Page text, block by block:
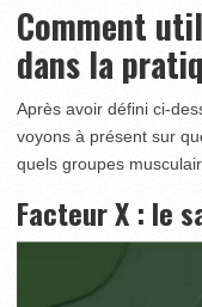
Comment
dans la
Après avoir défini ci-
voyons à présent sur
quels groupes
Facteur X : le